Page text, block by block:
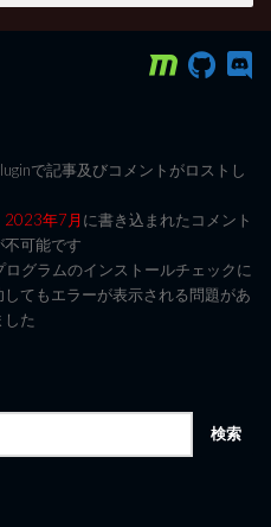
で記事及びコメントがロストし
2023年7月に書き込まれたコメント
可能です
グラムのインストールチェックに
てもエラーが表示される問題があ
た